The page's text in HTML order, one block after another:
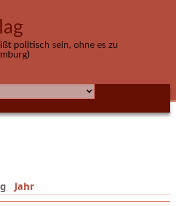
politisch sein, ohne es zu
(aktiver Reiter)
Jahr